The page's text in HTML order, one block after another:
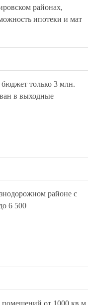
районах,
ипотеки и мат
только 3 млн.
в выходные
районе с
6 500
помещений от 1000 кв.м